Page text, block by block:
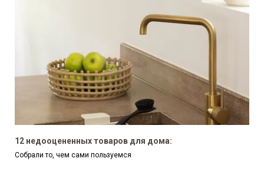
12 недооцененных товаров для дома:
Собрали то, чем сами пользуемся